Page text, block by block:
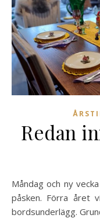
Redan
Måndag och ny vecka och inte vilken vecka som helst utan
påsken. Förra året
bordsunderlägg.